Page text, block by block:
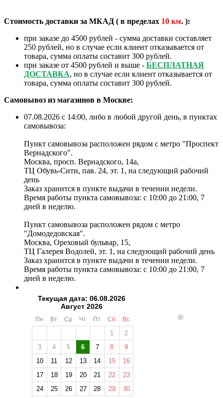
Стоимость доставки за МКАД ( в пределах 10 км. ):
при заказе до 4500 рублей - сумма доставки составляет
250 рублей, но в случае если клиент отказывается от
товара, сумма оплаты составит 300 рублей.
при заказе от 4500 рублей и выше - БЕСПЛАТНАЯ
ДОСТАВКА, но в случае если клиент отказывается от
товара, сумма оплаты составит 300 рублей.
Самовывоз из магазинов в Москве:
07.08.2026 с 14:00, либо в любой другой день, в пунктах
самовывоза:
Пункт самовывоза расположен рядом с метро "Проспект
Вернадского".
Москва, просп. Вернадского, 14а,
ТЦ Обувь-Сити, пав. 24, эт. 1, на следующий рабочий
день
Заказ хранится в пункте выдачи в течении недели.
Время работы пункта самовывоза: с 10:00 до 21:00, 7
дней в неделю.
Пункт самовывоза расположен рядом с метро
"Домодедовская".
Москва, Ореховый бульвар, 15,
ТЦ Галерея Водолей, эт. 1, на следующий рабочий день
Заказ хранится в пункте выдачи в течении недели.
Время работы пункта самовывоза: с 10:00 до 21:00, 7
дней в неделю.
Текущая дата: 06.08.2026
Август 2026
Пн Вт Ср Чт Пт Сб Вс
1
2
3
4 5 6 7 8
9
10
11 12 13 14 15
16
17
18 19 20 21 22
23
24
25 26 27 28 29
30